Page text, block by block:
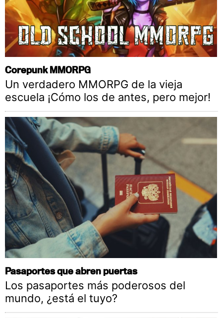
Corepunk MMORPG
Un verdadero MMORPG de la vieja
escuela ¡Cómo los de antes, pero mejor!
Pasaportes que abren puertas
Los pasaportes más poderosos del
mundo, ¿está el tuyo?